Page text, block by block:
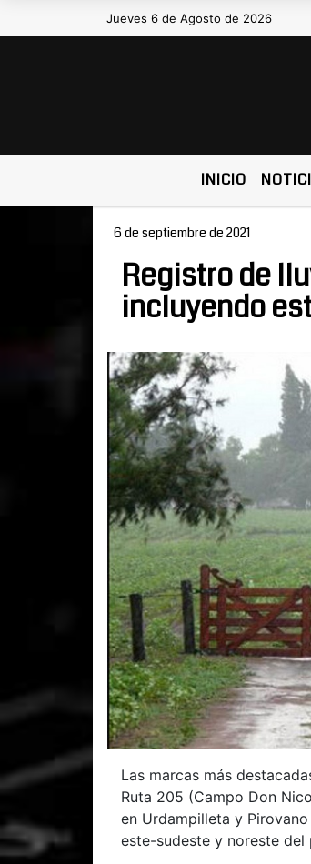
Jueves 6 de Agosto de 2026
Hoy es Jueves
INICIO
6 de septiembre de 2021
Registro de
incluyendo
Las marcas más
Ruta 205 (Campo Don
en Urdampilleta y
este-sudeste y noreste